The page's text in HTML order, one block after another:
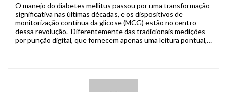
O manejo do diabetes mellitus passou por uma transformação
significativa nas últimas décadas, e os dispositivos de
monitorização contínua da glicose (MCG) estão no centro
dessa revolução. Diferentemente das tradicionais medições
por punção digital, que fornecem apenas uma leitura pontual,